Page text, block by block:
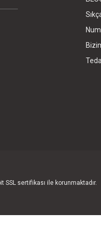
SSL sertifikası ile korunmaktadır.